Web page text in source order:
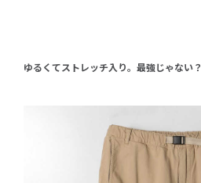
ゆるくてストレッチ入り。最強じゃない？